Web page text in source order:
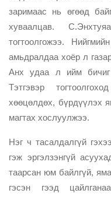
заримаас нь өгөөд
хуваалцав.
тогтоолгожээ.
амьдралдаа хоёр л
Анх удаа л ийм бичиг
Тэтгэвэр
хөөцөлдөх, бүрдүүлэх
магтах хослуулжээ.
Нэг ч тасалдалгүй
гэж эргэлзэнгүй
таарсан юм байлгүй,
гэсэн гээд